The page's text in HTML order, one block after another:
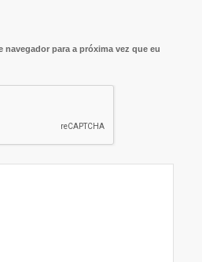
navegador para a próxima vez que eu